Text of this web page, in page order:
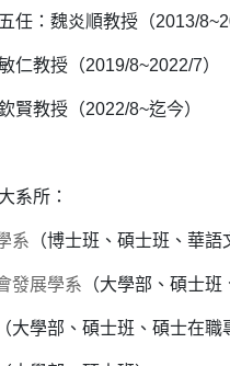
任：魏炎順教授（2013/
仁教授（2019/8~2022/7）
賢教授（2022/8~迄今）
系所：
系 （博士班、碩士班、華
發展學系 （大學部、碩士
（大學部、碩士班、碩士在職